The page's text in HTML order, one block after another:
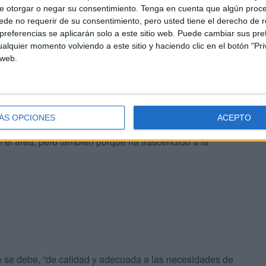
otorgar o negar su consentimiento. Tenga en cuenta que algún
no requerir de su consentimiento, pero usted tiene el derecho de
se aplicarán solo a este sitio web. Puede cambiar sus
momento volviendo a este sitio y haciendo clic en el botón
OPCIONES ACEPTO
en el hospital. No se cubren las vacaciones ni los días
otro se debe sobrecargar con doble trabajo. Estamos
se quedará solo con un oncólogo para toda la
personal o de salud, que en ese caso el servicio
de tratamientos, revisiones y pruebas)”, añade.
artículos. Ingesa no puede decir que desconoce
área, pero también porque ha trascendido a la
debe, “de calidad y adecuada a las necesidades de